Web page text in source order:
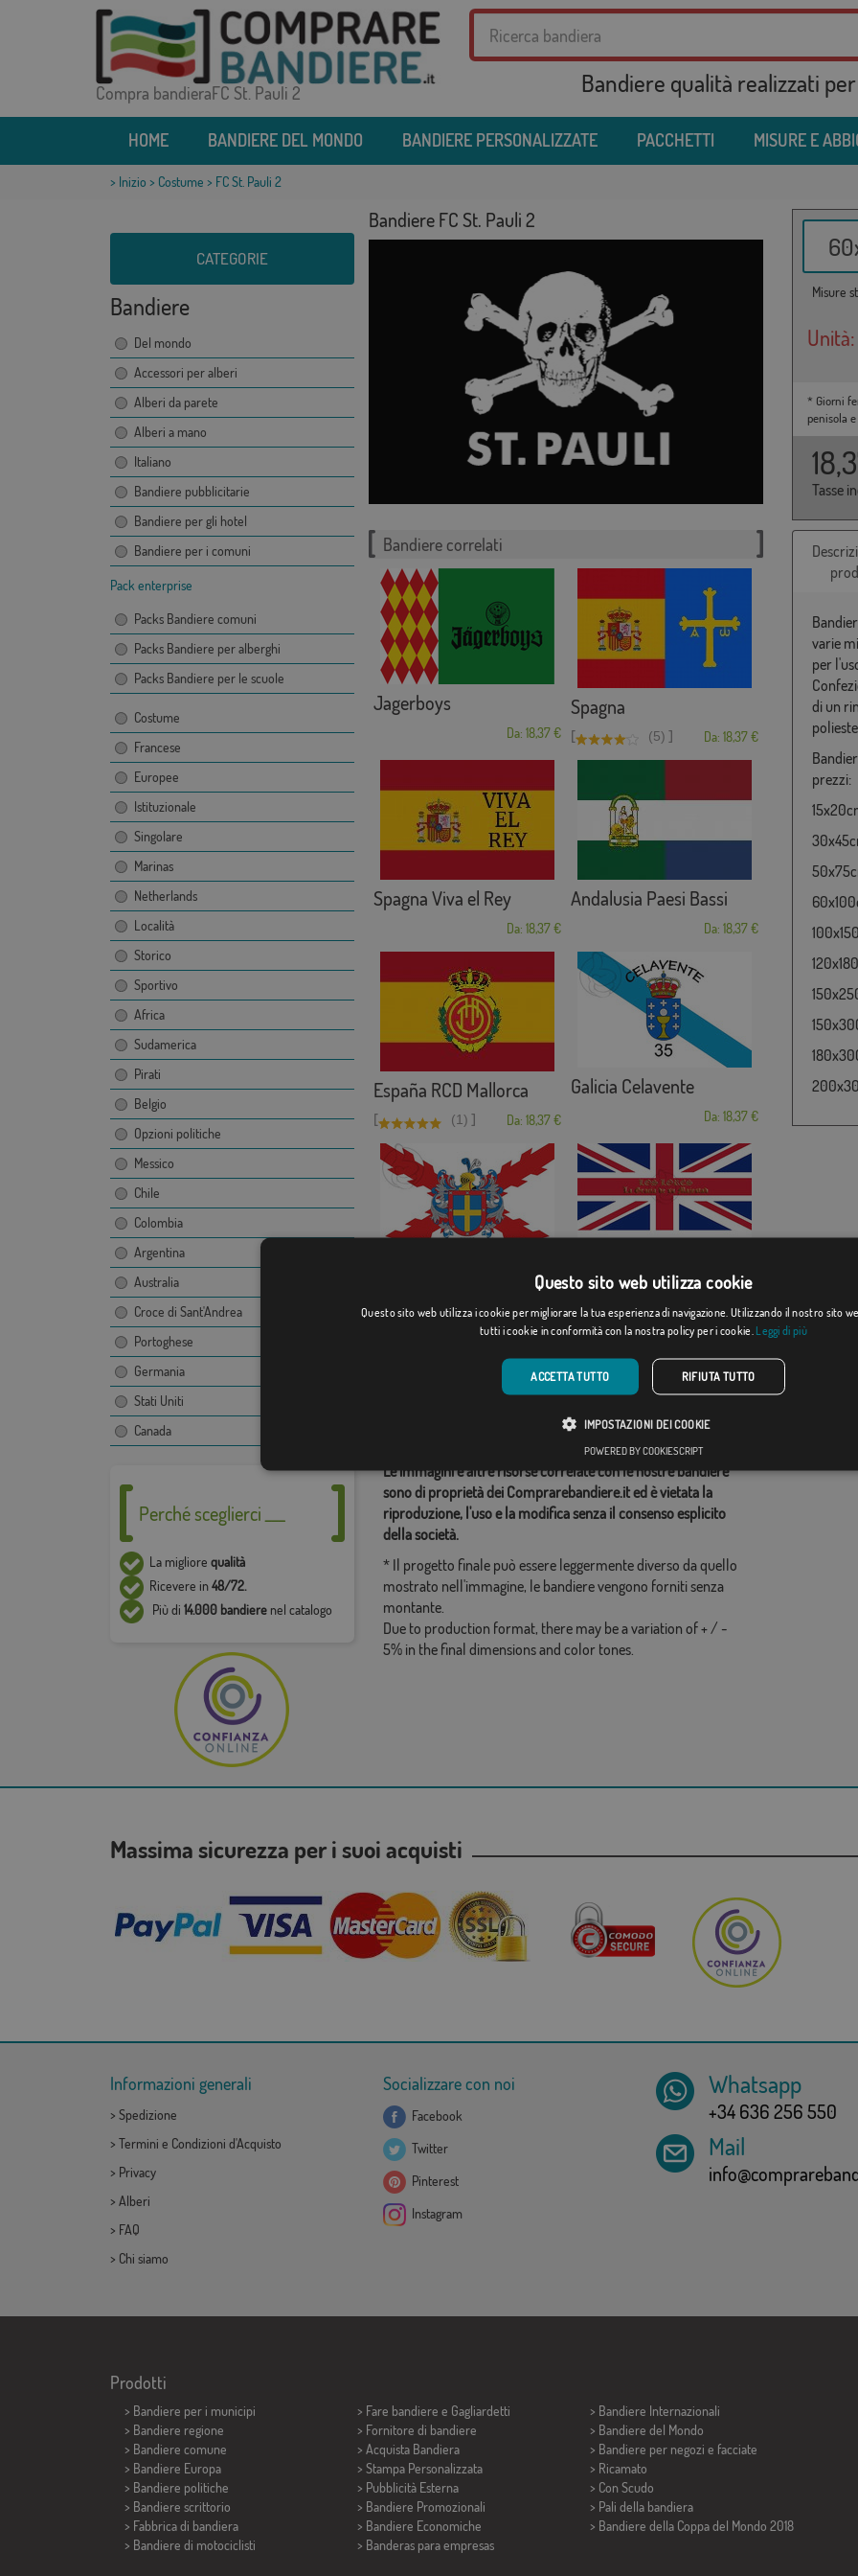
Compra bandieraFC St. Pauli 2 Bandiere qualità realizzati
HOME BANDIERE DEL MONDO BANDIERE PERSONALIZZATE PACCHETTI MISURE E
> Inizio > Costume > FC St. Pauli 2
CATEGORIE
Bandiere
Del mondo
Accessori per alberi
Alberi da parete
Alberi a mano
Italiano
Bandiere pubblicitarie
Bandiere per gli hotel
Bandiere per i comuni
Pack enterprise
Packs Bandiere comuni
Packs Bandiere per alberghi
Packs Bandiere per le scuole
Costume
Francese
Europee
Istituzionale
Singolare
Marinas
Netherlands
Località
Storico
Sportivo
Africa
Sudamerica
Pirati
Belgio
Opzioni politiche
Messico
Chile
Colombia
Argentina
Australia
Croce di Sant'Andrea
Portoghese
Germania
Stati Uniti
Canada
Perché sceglierci ___
La migliore qualità
Ricevere in48/72.
Più di 14.000 bandierenel catalogo
Bandiere FC St. Pauli 2
Misure
Unità:
* Giorni
penisola
Tasse
Bandiere correlati
Jagerboys
Da: 18,37 €
Spagna
[ (5) ] Da: 18,37 €
Spagna Viva el Rey
Da: 18,37 €
Andalusia Paesi Bassi
Da: 18,37 €
España RCD Mallorca
[ (1) ] Da: 18,37 €
Galicia Celavente
Da: 18,37 €
[ (1) ] Da: 18,37 €
Los Lores. La Grac...
Categorie correlate:
Le immagini e altre risorse correlate con le nostre bandiere
sono di proprietà dei Comprarebandiere.it ed è vietata la
riproduzione, l'uso e la modifica senza il consenso esplicito
della società.
* Il progetto finale può essere leggermente diverso da quello
mostrato nell'immagine, le bandiere vengono forniti senza
montante.
Due to production format, there may be a variation of + / -
5% in the final dimensions and color tones.
varie
per
di un
prezzi:
Massima sicurezza per i suoi acquisti
Informazioni generali
> Spedizione
> Termini e Condizioni d'Acquisto
> Privacy
> Alberi
> FAQ
> Chi siamo
Socializzare con noi
Facebook
Twitter
Pinterest
Instagram
Whatsapp
+34 636 256 550
Mail
Prodotti
> Bandiere per i municipi
> Bandiere regione
> Bandiere comune
> Bandiere Europa
> Bandiere politiche
> Bandiere scrittorio
> Fabbrica di bandiera
> Bandiere di motociclisti
> Fare bandiere e Gagliardetti
> Fornitore di bandiere
> Acquista Bandiera
> Stampa Personalizzata
> Pubblicità Esterna
> Bandiere Promozionali
> Bandiere Economiche
> Banderas para empresas
> Bandiere Internazionali
> Bandiere del Mondo
> Bandiere per negozi e facciate
> Ricamato
> Con Scudo
> Pali della bandiera
> Bandiere della Coppa del Mondo 2018
Questo sito web utilizza cookie
Questo sito web utilizza i cookie per migliorare la tua esperienza di navigazione. Utilizzando il nostro sito
tutti i cookie in conformità con la nostra policy per i cookie. Leggi di più
ACCETTA TUTTO RIFIUTA TUTTO
IMPOSTAZIONI DEI COOKIE
POWERED BY COOKIESCRIPT